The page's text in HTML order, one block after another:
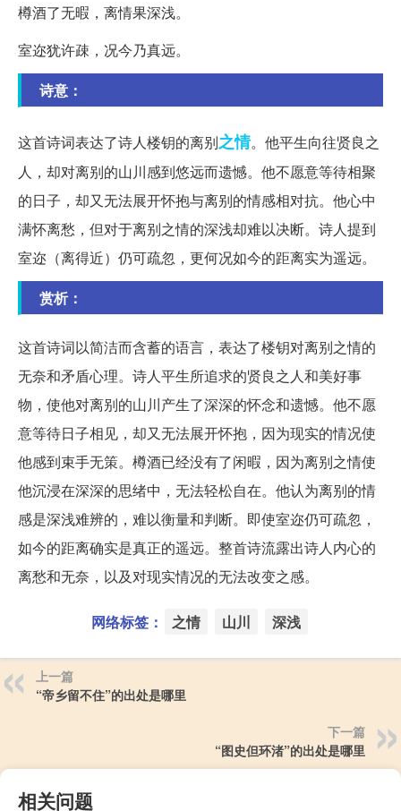
樽酒了无暇，离情果深浅。
室迩犹许疎，况今乃真远。
诗意：
这首诗词表达了诗人楼钥的离别之情。他平生向往贤良之
人，却对离别的山川感到悠远而遗憾。他不愿意等待相聚
的日子，却又无法展开怀抱与离别的情感相对抗。他心中
满怀离愁，但对于离别之情的深浅却难以决断。诗人提到
室迩（离得近）仍可疏忽，更何况如今的距离实为遥远。
赏析：
这首诗词以简洁而含蓄的语言，表达了楼钥对离别之情的
无奈和矛盾心理。诗人平生所追求的贤良之人和美好事
物，使他对离别的山川产生了深深的怀念和遗憾。他不愿
意等待日子相见，却又无法展开怀抱，因为现实的情况使
他感到束手无策。樽酒已经没有了闲暇，因为离别之情使
他沉浸在深深的思绪中，无法轻松自在。他认为离别的情
感是深浅难辨的，难以衡量和判断。即使室迩仍可疏忽，
如今的距离确实是真正的遥远。整首诗流露出诗人内心的
离愁和无奈，以及对现实情况的无法改变之感。
网络标签： 之情 山川 深浅
上一篇
“帝乡留不住”的出处是哪里
下一篇
“图史但环渚”的出处是哪里
相关问题